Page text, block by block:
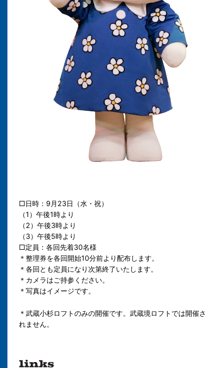
□日時：9月23日（水・祝）
（1）午後1時より
（2）午後3時より
（3）午後5時より
□定員：各回先着30名様
＊整理券を各回開始10分前より配布します。
＊各回とも定員になり次第終了いたします。
＊カメラはご持参ください。
＊写真はイメージです。
＊武蔵小杉ロフトのみの開催です。武蔵境ロフトでは開催さ
れません。